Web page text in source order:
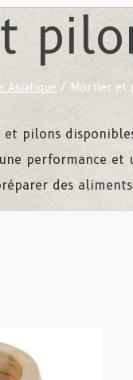
Asiatique / Mortier et
et pilons
performance
des